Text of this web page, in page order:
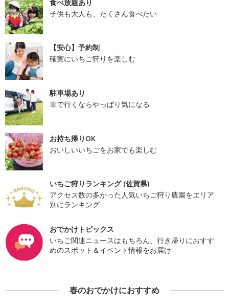
食べ放題あり
子供も大人も、たくさん食べたい
【安心】予約制
確実にいちご狩りを楽しむ
駐車場あり
車で行くならやっぱり気になる
お持ち帰りOK
おいしいいちごをお家でも楽しむ
いちご狩りランキング (佐賀県)
アクセス数の多かった人気いちご狩り農園をエリア
別にランキング
おでかけトピックス
いちご関連ニュースはもちろん、行き帰りにおすす
めのスポット＆イベント情報をお届け
春のおでかけにおすすめ